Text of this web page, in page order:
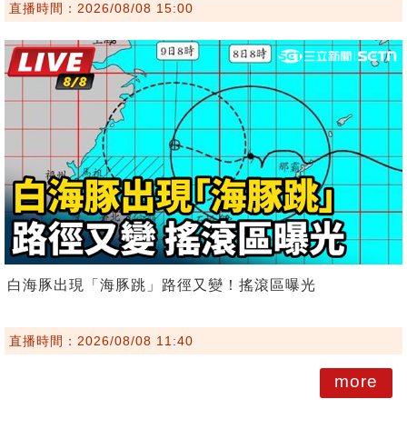
直播時間：2026/08/08 15:00
白海豚出現「海豚跳」路徑又變！搖滾區曝光
直播時間：2026/08/08 11:40
more